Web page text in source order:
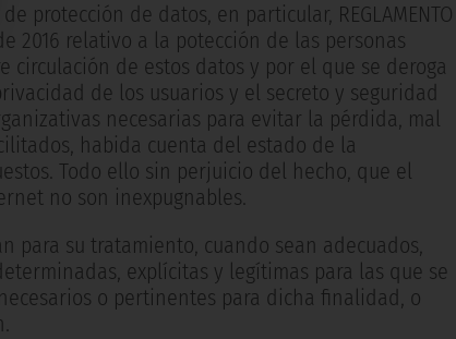
protección de datos, en particular, REGLAMENTO
de 2016 relativo a la potección de las personas
de estos datos y por el que se deroga
de los usuarios y el secreto y seguridad
necesarias para evitar la pérdida, mal
habida cuenta del estado de la
Todo ello sin perjuicio del hecho, que el
no son inexpugnables.
para su tratamiento, cuando sean adecuados,
explícitas y legítimas para las que se
o pertinentes para dicha finalidad, o